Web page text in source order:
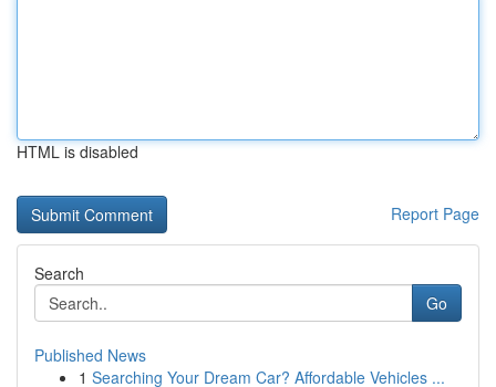
HTML is disabled
Report Page
Search
Go
Published News
1 Searching Your Dream Car? Affordable Vehicles ...